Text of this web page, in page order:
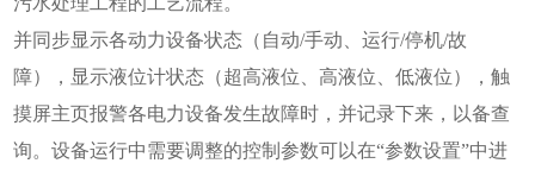
并同步显示各动力设备状态（自动/手动、运行/停机/故
障），显示液位计状态（超高液位、高液位、低液位），触
摸屏主页报警各电力设备发生故障时，并记录下来，以备查
询。设备运行中需要调整的控制参数可以在“参数设置”中进